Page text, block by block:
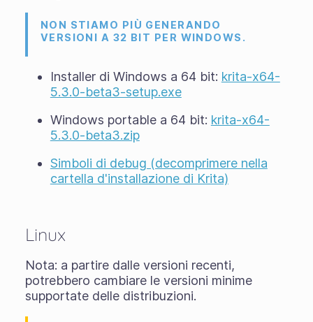
NON STIAMO PIÙ GENERANDO
VERSIONI A 32 BIT PER WINDOWS.
Installer di Windows a 64 bit: krita-x64-
5.3.0-beta3-setup.exe
Windows portable a 64 bit: krita-x64-
5.3.0-beta3.zip
Simboli di debug (decomprimere nella
cartella d'installazione di Krita)
Linux
Nota: a partire dalle versioni recenti,
potrebbero cambiare le versioni minime
supportate delle distribuzioni.